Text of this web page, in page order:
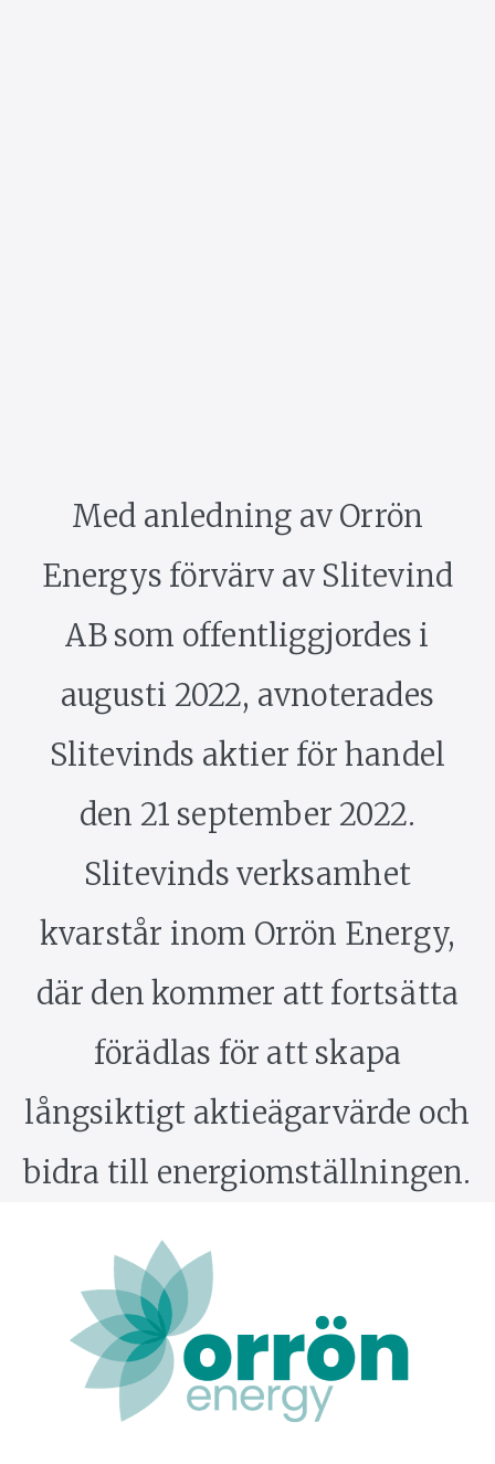
Med anledning av Orrön
Energys förvärv av Slitevind
AB som offentliggjordes i
augusti 2022, avnoterades
Slitevinds aktier för handel
den 21 september 2022.
Slitevinds verksamhet
kvarstår inom Orrön Energy,
där den kommer att fortsätta
förädlas för att skapa
långsiktigt aktieägarvärde och
bidra till energiomställningen.